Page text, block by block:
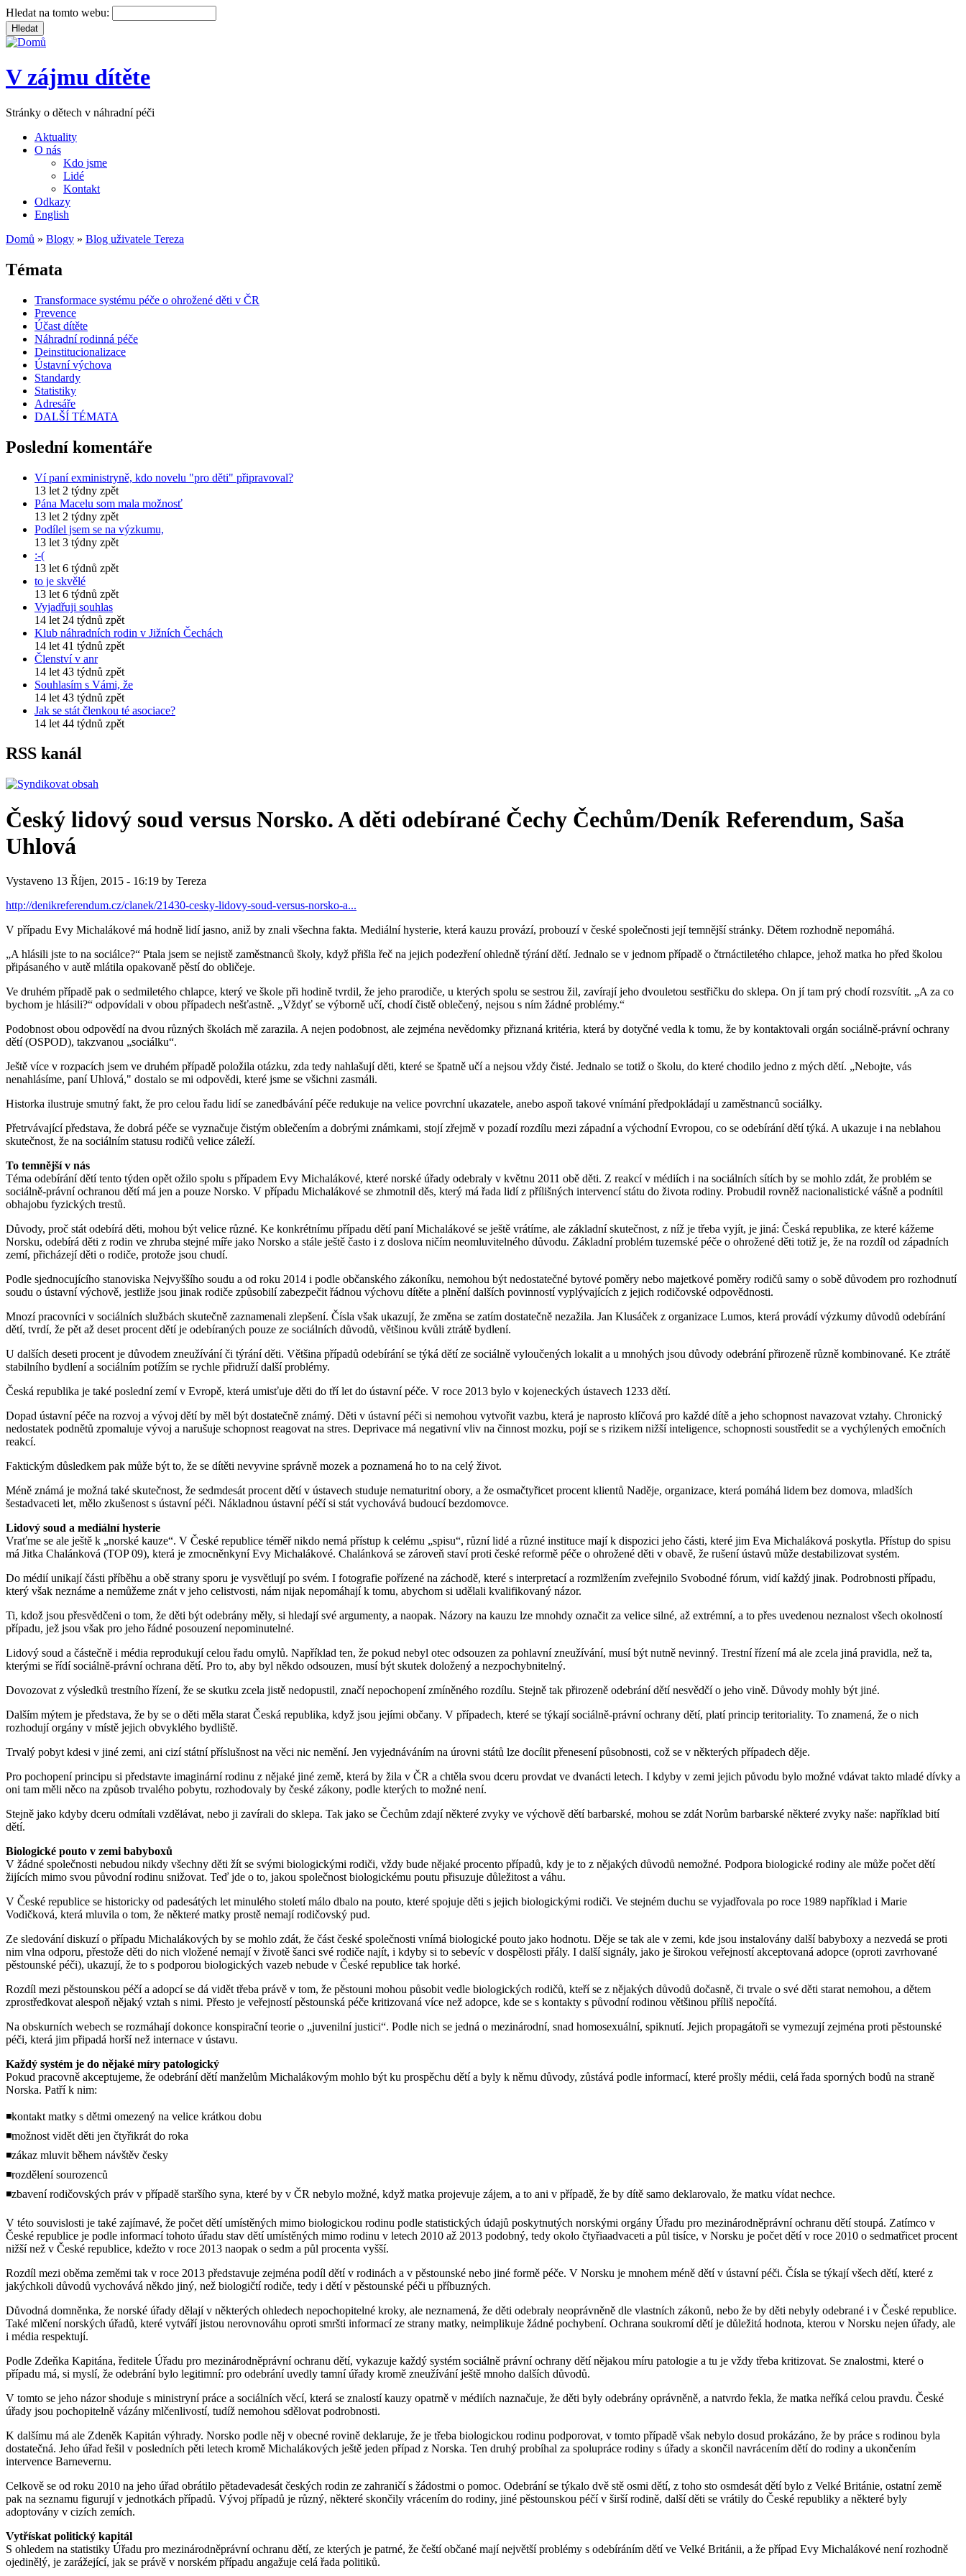
Hledat na tomto webu:
V zájmu dítěte
Stránky o dětech v náhradní péči
Aktuality
O nás
Kdo jsme
Lidé
Kontakt
Odkazy
English
Domů » Blogy » Blog uživatele Tereza
Témata
Transformace systému péče o ohrožené děti v ČR
Prevence
Účast dítěte
Náhradní rodinná péče
Deinstitucionalizace
Ústavní výchova
Standardy
Statistiky
Adresáře
DALŠÍ TÉMATA
Poslední komentáře
Ví paní exministryně, kdo novelu "pro děti" připravoval?
13 let 2 týdny zpět
Pána Macelu som mala možnosť
13 let 2 týdny zpět
Podílel jsem se na výzkumu,
13 let 3 týdny zpět
:-(
13 let 6 týdnů zpět
to je skvělé
13 let 6 týdnů zpět
Vyjadřuji souhlas
14 let 24 týdnů zpět
Klub náhradních rodin v Jižních Čechách
14 let 41 týdnů zpět
Členství v anr
14 let 43 týdnů zpět
Souhlasím s Vámi, že
14 let 43 týdnů zpět
Jak se stát členkou té asociace?
14 let 44 týdnů zpět
RSS kanál
Český lidový soud versus Norsko. A děti odebírané Čechy Čechům/Deník Referendum, Saša
Uhlová
Vystaveno 13 Říjen, 2015 - 16:19 by Tereza
http://denikreferendum.cz/clanek/21430-cesky-lidovy-soud-versus-norsko-a...
V případu Evy Michalákové má hodně lidí jasno, aniž by znali všechna fakta. Mediální hysterie, která kauzu provází, probouzí v české společnosti její temnější stránky. Dětem rozhodně nepomáhá.
„A hlásili jste to na sociálce?“ Ptala jsem se nejistě zaměstnanců školy, když přišla řeč na jejich podezření ohledně týrání dětí. Jednalo se v jednom případě o čtrnáctiletého chlapce, jehož matka ho před školou
připásaného v autě mlátila opakovaně pěstí do obličeje.
Ve druhém případě pak o sedmiletého chlapce, který ve škole při hodině tvrdil, že jeho prarodiče, u kterých spolu se sestrou žil, zavírají jeho dvouletou sestřičku do sklepa. On jí tam prý chodí rozsvítit. „A za co
bychom je hlásili?“ odpovídali v obou případech nešťastně. „Vždyť se výborně učí, chodí čistě oblečený, nejsou s ním žádné problémy.“
Podobnost obou odpovědí na dvou různých školách mě zarazila. A nejen podobnost, ale zejména nevědomky přiznaná kritéria, která by dotyčné vedla k tomu, že by kontaktovali orgán sociálně-právní ochrany
dětí (OSPOD), takzvanou „sociálku“.
Ještě více v rozpacích jsem ve druhém případě položila otázku, zda tedy nahlašují děti, které se špatně učí a nejsou vždy čisté. Jednalo se totiž o školu, do které chodilo jedno z mých dětí. „Nebojte, vás
nenahlásíme, paní Uhlová," dostalo se mi odpovědi, které jsme se všichni zasmáli.
Historka ilustruje smutný fakt, že pro celou řadu lidí se zanedbávání péče redukuje na velice povrchní ukazatele, anebo aspoň takové vnímání předpokládají u zaměstnanců sociálky.
Přetrvávající představa, že dobrá péče se vyznačuje čistým oblečením a dobrými známkami, stojí zřejmě v pozadí rozdílu mezi západní a východní Evropou, co se odebírání dětí týká. A ukazuje i na neblahou
skutečnost, že na sociálním statusu rodičů velice záleží.
To temnější v nás
Téma odebírání dětí tento týden opět ožilo spolu s případem Evy Michalákové, které norské úřady odebraly v květnu 2011 obě děti. Z reakcí v médiích i na sociálních sítích by se mohlo zdát, že problém se
sociálně-právní ochranou dětí má jen a pouze Norsko. V případu Michalákové se zhmotnil děs, který má řada lidí z přílišných intervencí státu do života rodiny. Probudil rovněž nacionalistické vášně a podnítil
obhajobu fyzických trestů.
Důvody, proč stát odebírá děti, mohou být velice různé. Ke konkrétnímu případu dětí paní Michalákové se ještě vrátíme, ale základní skutečnost, z níž je třeba vyjít, je jiná: Česká republika, ze které kážeme
Norsku, odebírá děti z rodin ve zhruba stejné míře jako Norsko a stále ještě často i z doslova ničím neomluvitelného důvodu. Základní problém tuzemské péče o ohrožené děti totiž je, že na rozdíl od západních
zemí, přicházejí děti o rodiče, protože jsou chudí.
Podle sjednocujícího stanoviska Nejvyššího soudu a od roku 2014 i podle občanského zákoníku, nemohou být nedostatečné bytové poměry nebo majetkové poměry rodičů samy o sobě důvodem pro rozhodnutí
soudu o ústavní výchově, jestliže jsou jinak rodiče způsobilí zabezpečit řádnou výchovu dítěte a plnění dalších povinností vyplývajících z jejich rodičovské odpovědnosti.
Mnozí pracovníci v sociálních službách skutečně zaznamenali zlepšení. Čísla však ukazují, že změna se zatím dostatečně nezažila. Jan Klusáček z organizace Lumos, která provádí výzkumy důvodů odebírání
dětí, tvrdí, že pět až deset procent dětí je odebíraných pouze ze sociálních důvodů, většinou kvůli ztrátě bydlení.
U dalších deseti procent je důvodem zneužívání či týrání děti. Většina případů odebírání se týká dětí ze sociálně vyloučených lokalit a u mnohých jsou důvody odebrání přirozeně různě kombinované. Ke ztrátě
stabilního bydlení a sociálním potížím se rychle přidruží další problémy.
Česká republika je také poslední zemí v Evropě, která umisťuje děti do tří let do ústavní péče. V roce 2013 bylo v kojeneckých ústavech 1233 dětí.
Dopad ústavní péče na rozvoj a vývoj dětí by měl být dostatečně známý. Děti v ústavní péči si nemohou vytvořit vazbu, která je naprosto klíčová pro každé dítě a jeho schopnost navazovat vztahy. Chronický
nedostatek podnětů zpomaluje vývoj a narušuje schopnost reagovat na stres. Deprivace má negativní vliv na činnost mozku, pojí se s rizikem nižší inteligence, schopnosti soustředit se a vychýlených emočních
reakcí.
Faktickým důsledkem pak může být to, že se dítěti nevyvine správně mozek a poznamená ho to na celý život.
Méně známá je možná také skutečnost, že sedmdesát procent dětí v ústavech studuje nematuritní obory, a že osmačtyřicet procent klientů Naděje, organizace, která pomáhá lidem bez domova, mladších
šestadvaceti let, mělo zkušenost s ústavní péči. Nákladnou ústavní péčí si stát vychovává budoucí bezdomovce.
Lidový soud a mediální hysterie
Vraťme se ale ještě k „norské kauze“. V České republice téměř nikdo nemá přístup k celému „spisu“, různí lidé a různé instituce mají k dispozici jeho části, které jim Eva Michaláková poskytla. Přístup do spisu
má Jitka Chalánková (TOP 09), která je zmocněnkyní Evy Michalákové. Chalánková se zároveň staví proti české reformě péče o ohrožené děti v obavě, že rušení ústavů může destabilizovat systém.
Do médií unikají části příběhu a obě strany sporu je vysvětlují po svém. I fotografie pořízené na záchodě, které s interpretací a rozmlžením zveřejnilo Svobodné fórum, vidí každý jinak. Podrobnosti případu,
který však neznáme a nemůžeme znát v jeho celistvosti, nám nijak nepomáhají k tomu, abychom si udělali kvalifikovaný názor.
Ti, kdož jsou přesvědčeni o tom, že děti být odebrány měly, si hledají své argumenty, a naopak. Názory na kauzu lze mnohdy označit za velice silné, až extrémní, a to přes uvedenou neznalost všech okolností
případu, jež jsou však pro jeho řádné posouzení nepominutelné.
Lidový soud a částečně i média reprodukují celou řadu omylů. Například ten, že pokud nebyl otec odsouzen za pohlavní zneužívání, musí být nutně nevinný. Trestní řízení má ale zcela jiná pravidla, než ta,
kterými se řídí sociálně-právní ochrana dětí. Pro to, aby byl někdo odsouzen, musí být skutek doložený a nezpochybnitelný.
Dovozovat z výsledků trestního řízení, že se skutku zcela jistě nedopustil, značí nepochopení zmíněného rozdílu. Stejně tak přirozeně odebrání dětí nesvědčí o jeho vině. Důvody mohly být jiné.
Dalším mýtem je představa, že by se o děti měla starat Česká republika, když jsou jejími občany. V případech, které se týkají sociálně-právní ochrany dětí, platí princip teritoriality. To znamená, že o nich
rozhodují orgány v místě jejich obvyklého bydliště.
Trvalý pobyt kdesi v jiné zemi, ani cizí státní příslušnost na věci nic nemění. Jen vyjednáváním na úrovni států lze docílit přenesení působnosti, což se v některých případech děje.
Pro pochopení principu si představte imaginární rodinu z nějaké jiné země, která by žila v ČR a chtěla svou dceru provdat ve dvanácti letech. I kdyby v zemi jejich původu bylo možné vdávat takto mladé dívky a
oni tam měli něco na způsob trvalého pobytu, rozhodovaly by české zákony, podle kterých to možné není.
Stejně jako kdyby dceru odmítali vzdělávat, nebo ji zavírali do sklepa. Tak jako se Čechům zdají některé zvyky ve výchově dětí barbarské, mohou se zdát Norům barbarské některé zvyky naše: například bití
dětí.
Biologické pouto v zemi babyboxů
V žádné společnosti nebudou nikdy všechny děti žít se svými biologickými rodiči, vždy bude nějaké procento případů, kdy je to z nějakých důvodů nemožné. Podpora biologické rodiny ale může počet dětí
žijících mimo svou původní rodinu snižovat. Teď jde o to, jakou společnost biologickému poutu přisuzuje důležitost a váhu.
V České republice se historicky od padesátých let minulého století málo dbalo na pouto, které spojuje děti s jejich biologickými rodiči. Ve stejném duchu se vyjadřovala po roce 1989 například i Marie
Vodičková, která mluvila o tom, že některé matky prostě nemají rodičovský pud.
Ze sledování diskuzí o případu Michalákových by se mohlo zdát, že část české společnosti vnímá biologické pouto jako hodnotu. Děje se tak ale v zemi, kde jsou instalovány další babyboxy a nezvedá se proti
nim vlna odporu, přestože děti do nich vložené nemají v životě šanci své rodiče najít, i kdyby si to sebevíc v dospělosti přály. I další signály, jako je širokou veřejností akceptovaná adopce (oproti zavrhované
pěstounské péči), ukazují, že to s podporou biologických vazeb nebude v České republice tak horké.
Rozdíl mezi pěstounskou péčí a adopcí se dá vidět třeba právě v tom, že pěstouni mohou působit vedle biologických rodičů, kteří se z nějakých důvodů dočasně, či trvale o své děti starat nemohou, a dětem
zprostředkovat alespoň nějaký vztah s nimi. Přesto je veřejností pěstounská péče kritizovaná více než adopce, kde se s kontakty s původní rodinou většinou příliš nepočítá.
Na obskurních webech se rozmáhají dokonce konspirační teorie o „juvenilní justici“. Podle nich se jedná o mezinárodní, snad homosexuální, spiknutí. Jejich propagátoři se vymezují zejména proti pěstounské
péči, která jim připadá horší než internace v ústavu.
Každý systém je do nějaké míry patologický
Pokud pracovně akceptujeme, že odebrání dětí manželům Michalákovým mohlo být ku prospěchu dětí a byly k němu důvody, zůstává podle informací, které prošly médii, celá řada sporných bodů na straně
Norska. Patří k nim:
◾kontakt matky s dětmi omezený na velice krátkou dobu
◾možnost vidět děti jen čtyřikrát do roka
◾zákaz mluvit během návštěv česky
◾rozdělení sourozenců
◾zbavení rodičovských práv v případě staršího syna, které by v ČR nebylo možné, když matka projevuje zájem, a to ani v případě, že by dítě samo deklarovalo, že matku vídat nechce.
V této souvislosti je také zajímavé, že počet dětí umístěných mimo biologickou rodinu podle statistických údajů poskytnutých norskými orgány Úřadu pro mezinárodněprávní ochranu dětí stoupá. Zatímco v
České republice je podle informací tohoto úřadu stav dětí umístěných mimo rodinu v letech 2010 až 2013 podobný, tedy okolo čtyřiaadvaceti a půl tisíce, v Norsku je počet dětí v roce 2010 o sedmatřicet procent
nižší než v České republice, kdežto v roce 2013 naopak o sedm a půl procenta vyšší.
Rozdíl mezi oběma zeměmi tak v roce 2013 představuje zejména podíl dětí v rodinách a v pěstounské nebo jiné formě péče. V Norsku je mnohem méně dětí v ústavní péči. Čísla se týkají všech dětí, které z
jakýchkoli důvodů vychovává někdo jiný, než biologičtí rodiče, tedy i dětí v pěstounské péči u příbuzných.
Důvodná domněnka, že norské úřady dělají v některých ohledech nepochopitelné kroky, ale neznamená, že děti odebraly neoprávněně dle vlastních zákonů, nebo že by děti nebyly odebrané i v České republice.
Také mlčení norských úřadů, které vytváří jistou nerovnováhu oproti smršti informací ze strany matky, neimplikuje žádné pochybení. Ochrana soukromí dětí je důležitá hodnota, kterou v Norsku nejen úřady, ale
i média respektují.
Podle Zdeňka Kapitána, ředitele Úřadu pro mezinárodněprávní ochranu dětí, vykazuje každý systém sociálně právní ochrany dětí nějakou míru patologie a tu je vždy třeba kritizovat. Se znalostmi, které o
případu má, si myslí, že odebrání bylo legitimní: pro odebrání uvedly tamní úřady kromě zneužívání ještě mnoho dalších důvodů.
V tomto se jeho názor shoduje s ministryní práce a sociálních věcí, která se znalostí kauzy opatrně v médiích naznačuje, že děti byly odebrány oprávněně, a natvrdo řekla, že matka neříká celou pravdu. České
úřady jsou pochopitelně vázány mlčenlivostí, tudíž nemohou sdělovat podrobnosti.
K dalšímu má ale Zdeněk Kapitán výhrady. Norsko podle něj v obecné rovině deklaruje, že je třeba biologickou rodinu podporovat, v tomto případě však nebylo dosud prokázáno, že by práce s rodinou byla
dostatečná. Jeho úřad řešil v posledních pěti letech kromě Michalákových ještě jeden případ z Norska. Ten druhý probíhal za spolupráce rodiny s úřady a skončil navrácením dětí do rodiny a ukončením
intervence Barnevernu.
Celkově se od roku 2010 na jeho úřad obrátilo pětadevadesát českých rodin ze zahraničí s žádostmi o pomoc. Odebrání se týkalo dvě stě osmi dětí, z toho sto osmdesát dětí bylo z Velké Británie, ostatní země
pak na seznamu figurují v jednotkách případů. Vývoj případů je různý, některé skončily vrácením do rodiny, jiné pěstounskou péčí v širší rodině, další děti se vrátily do České republiky a některé byly
adoptovány v cizích zemích.
Vytřískat politický kapitál
S ohledem na statistiky Úřadu pro mezinárodněprávní ochranu dětí, ze kterých je patrné, že čeští občané mají největší problémy s odebíráním dětí ve Velké Británii, a že případ Evy Michalákové není rozhodně
ojedinělý, je zarážející, jak se právě v norském případu angažuje celá řada politiků.